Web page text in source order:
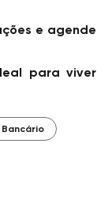
e agende
para viver
Bancário